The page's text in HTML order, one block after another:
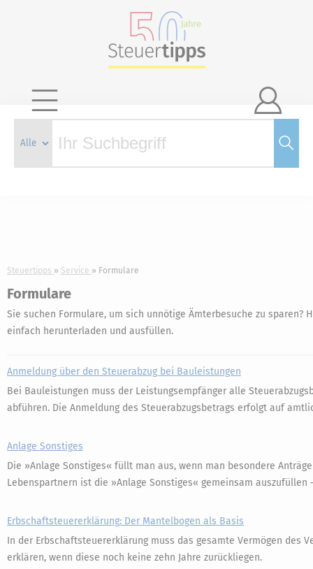

Steuertipps Service Formulare
Formulare
Sie suchen Formulare, um sich unnötige Ämterbesuche zu
einfach herunterladen und ausfüllen.
Anmeldung über den Steuerabzug bei Bauleistungen
Bei Bauleistungen muss der Leistungsempfänger alle
abführen. Die Anmeldung des Steuerabzugsbetrags erfolgt auf
Anlage Sonstiges
Die »Anlage Sonstiges« füllt man aus, wenn man besondere
Lebenspartnern ist die »Anlage Sonstiges« gemeinsam
Erbschaftsteuererklärung: Der Mantelbogen als Basis
In der Erbschaftsteuererklärung muss das gesamte Vermögen des
erklären, wenn diese noch keine zehn Jahre zurückliegen.